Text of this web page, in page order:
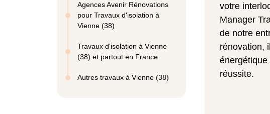
Agences Avenir Rénovations
pour Travaux d'isolation à
Vienne (38)
Travaux d'isolation à Vienne
(38) et partout en France
Autres travaux à Vienne (38)
votre
Manager
de notre
rénovation,
réussite.